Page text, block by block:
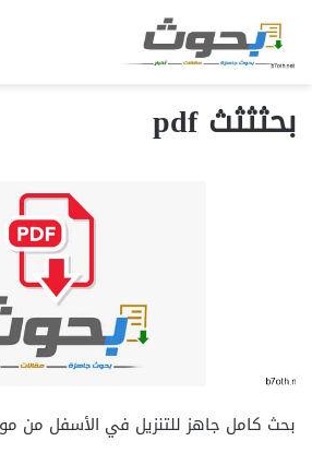
بحثثثث pdf
بحث كامل جاهز للتنزيل في الأسفل من